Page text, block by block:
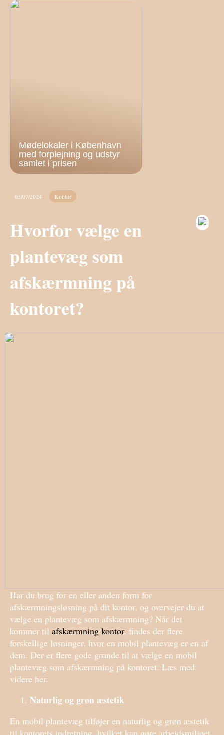
Mødelokaler i København
med forplejning og udstyr
samlet i prisen
03/07/2024 Kontor
Hvorfor vælge en
plantevæg som
afskærmning på
kontoret?
Har du brug for en eller anden form for
afskærmningsløsning på dit kontor, og overvejer du at
vælge en plantevæg som afskærmning? Når det
kommer til afskærmning kontor, findes der flere
forskellige løsninger, hvor en mobil plantevæg er en af
dem. Der er flere gode grunde til at vælge en mobil
plantevæg som afskærmning på kontoret. Læs med
videre her.
Naturlig og grøn æstetik
En mobil plantevæg tilføjer en naturlig og grøn æstetik